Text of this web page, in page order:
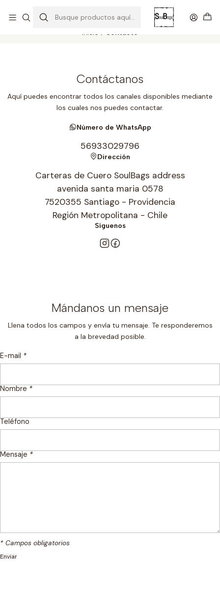
SOLO EL CUERO REEMPLAZA AL CUERO Todas las carteras acá
Inicio Contacto
Contáctanos
Aquí puedes encontrar todos los canales disponibles mediante
los cuales nos puedes contactar.
Número de WhatsApp
56933029796
Dirección
Carteras de Cuero SoulBags address
avenida santa maria 0578
7520355 Santiago - Providencia
Región Metropolitana - Chile
Síguenos
Mándanos un mensaje
Llena todos los campos y envía tu mensaje. Te responderemos
a la brevedad posible.
E-mail *
Nombre *
Teléfono
Mensaje *
* Campos obligatorios